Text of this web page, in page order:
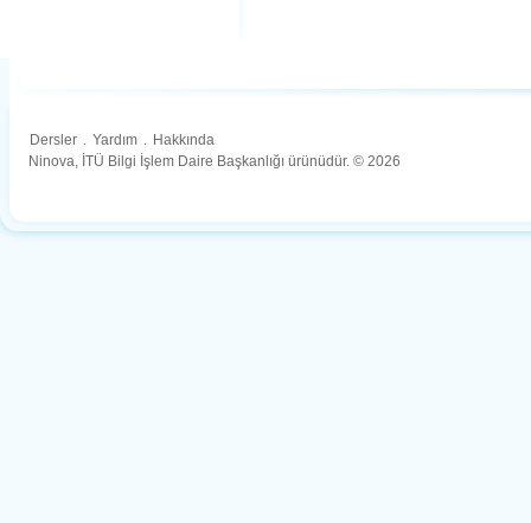
Dersler . Yardım . Hakkında
Ninova, İTÜ Bilgi İşlem Daire Başkanlığı ürünüdür. © 2026